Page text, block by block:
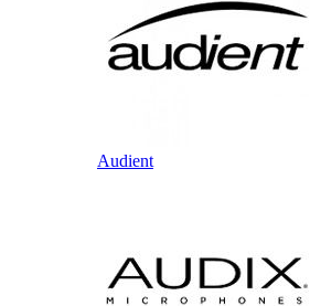
Audient